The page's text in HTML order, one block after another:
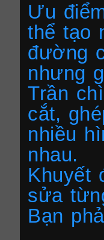
Ưu
thể tạo
đường
nhưng
Trần
cắt,
nhiều
nhau.
Khuyết
sửa
Bạn